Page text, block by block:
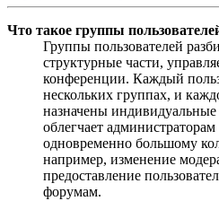
Что такое группы
Группы пользователей
структурные части,
конференции. Каждый
нескольких группах, и
назначены
облегчает
одновременно большому
например, изменение
предоставление
форумам.